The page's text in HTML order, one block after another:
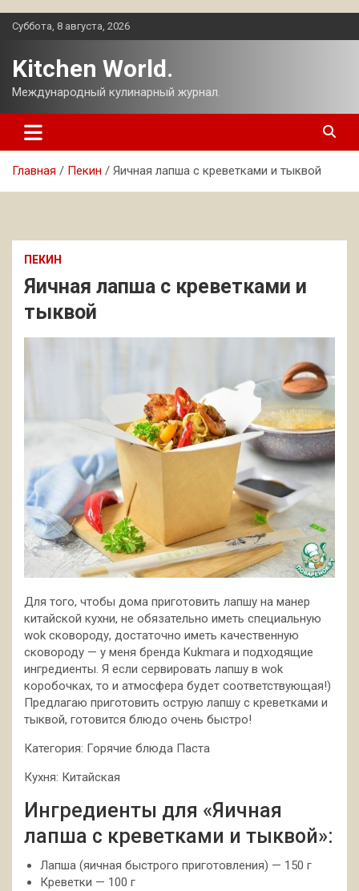
Перейти
Суббота, 8 августа, 2026
Kitchen World.
Международный кулинарный журнал.
Главная Пекин Яичная лапша с креветками и тыквой
ПЕКИН
Яичная лапша с креветками и
тыквой
Для того, чтобы дома приготовить лапшу на манер
китайской кухни, не обязательно иметь специальную
wok сковороду, достаточно иметь качественную
сковороду — у меня бренда Kukmara и подходящие
ингредиенты. Я если сервировать лапшу в wok
коробочках, то и атмосфера будет соответствующая!)
Предлагаю приготовить острую лапшу с креветками и
тыквой, готовится блюдо очень быстро!
Категория: Горячие блюда Паста
Кухня: Китайская
Ингредиенты для «Яичная
лапша с креветками и тыквой»:
Лапша (яичная быстрого приготовления) — 150 г
Креветки — 100 г